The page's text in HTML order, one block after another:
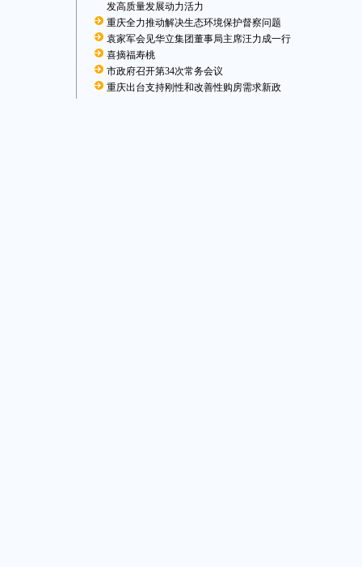
发高质量发展动力活力
重庆全力推动解决生态环境保护督察问题
袁家军会见华立集团董事局主席汪力成一行
喜摘福寿桃
市政府召开第34次常务会议
重庆出台支持刚性和改善性购房需求新政